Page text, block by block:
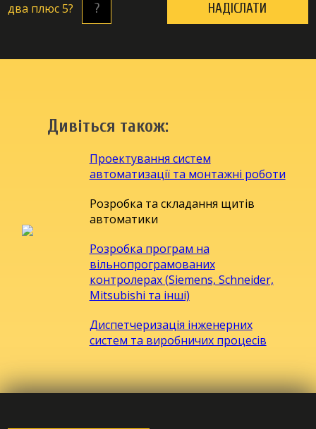
двa плюc 5?
Дивіться також:
Проектування систем
автоматизації та монтажні роботи
Розробка та складання щитів
автоматики
Розробка програм на
вiльнопрограмованих
контролерах (Siemens, Schneider,
Mitsubishi та інші)
Диспетчеризація інженерних
систем та виробничих процесів